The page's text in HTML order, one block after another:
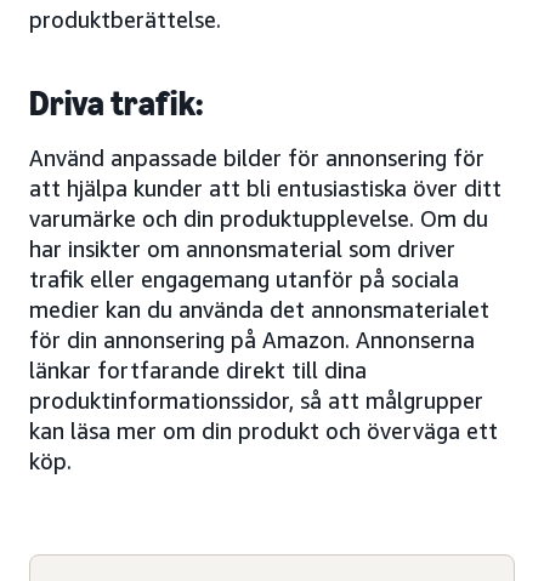
produktberättelse.
Driva trafik:
Använd anpassade bilder för annonsering för
att hjälpa kunder att bli entusiastiska över ditt
varumärke och din produktupplevelse. Om du
har insikter om annonsmaterial som driver
trafik eller engagemang utanför på sociala
medier kan du använda det annonsmaterialet
för din annonsering på Amazon. Annonserna
länkar fortfarande direkt till dina
produktinformationssidor, så att målgrupper
kan läsa mer om din produkt och överväga ett
köp.